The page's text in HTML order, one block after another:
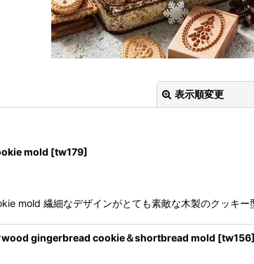
表示順変更
絞り込む
mold [tw179]
mold 繊細なデザインがとても素敵な木製のクッキ
gingerbread cookie＆shortbread mold [tw156]